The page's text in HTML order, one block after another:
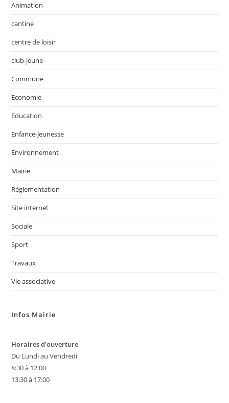
Animation
cantine
centre de loisir
club-jeune
Commune
Economie
Education
Enfance-Jeunesse
Environnement
Mairie
Réglementation
Site internet
Sociale
Sport
Travaux
Vie associative
Infos Mairie
Horaires d'ouverture
Du Lundi au Vendredi
8:30 à 12:00
13:30 à 17:00